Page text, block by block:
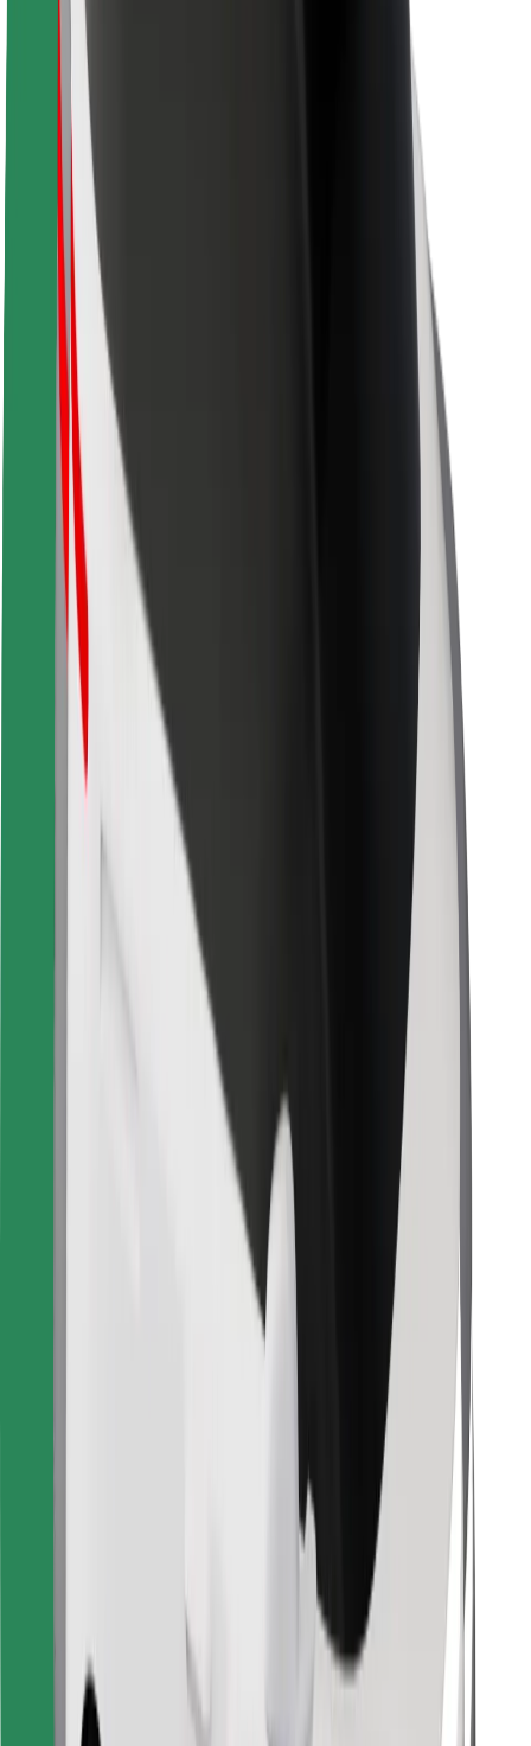
Byer
Flyplasser
Bolt-ladestasjoner
Brukerstøtte
For passasjerer
For sjåfører
For leveringsbud
Bolt Food
For flåteeiere
For restauranter
Bolt for Business
Annet
Leverandører
Vilkår og betingelser
Informasjonskapsler
Få en tur på minutter!
Last ned Bolt-appen
Finn yndlingsmaten din!
Last ned Bolt Food-appen